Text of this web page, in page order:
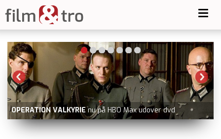
OPERATION VALKYRIE nu på HBO Max udover dvd